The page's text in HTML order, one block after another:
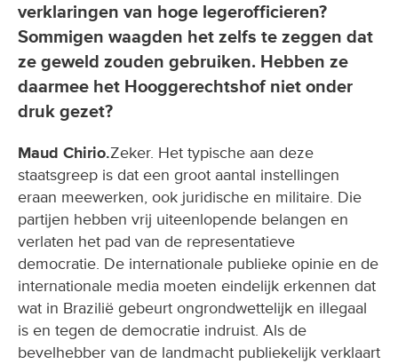
verklaringen van hoge legerofficieren?
Sommigen waagden het zelfs te zeggen dat
ze geweld zouden gebruiken. Hebben ze
daarmee het Hooggerechtshof niet onder
druk gezet?
Maud Chirio.Zeker. Het typische aan deze
staatsgreep is dat een groot aantal instellingen
eraan meewerken, ook juridische en militaire. Die
partijen hebben vrij uiteenlopende belangen en
verlaten het pad van de representatieve
democratie. De internationale publieke opinie en de
internationale media moeten eindelijk erkennen dat
wat in Brazilië gebeurt ongrondwettelijk en illegaal
is en tegen de democratie indruist. Als de
bevelhebber van de landmacht publiekelijk verklaart